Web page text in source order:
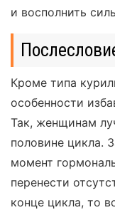
и восполнить
Кроме типа
особенности
Так, женщинам
половине цикла.
момент
перенести
конце цикла, то